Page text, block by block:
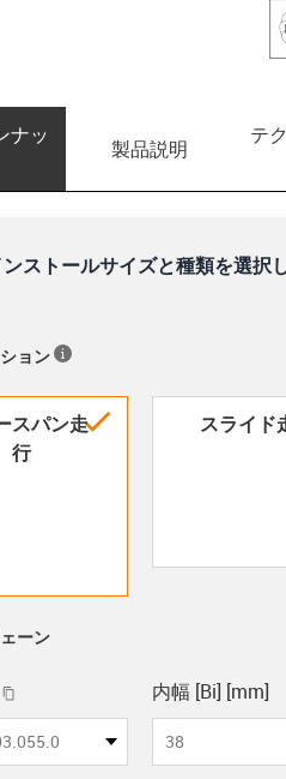
ナッ
製品説明
テ
ンストールサイズと種類を選択
ョン
igus-icon-check
スパン走
行
スライド
ーン
igus-icon-copy-clipboard
lieferzeit-dot
内幅 [Bi] [mm]
38